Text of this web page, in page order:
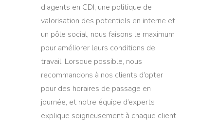
d’agents en CDI, une politique de
valorisation des potentiels en interne et
un pôle social, nous faisons le maximum
pour améliorer leurs conditions de
travail. Lorsque possible, nous
recommandons à nos clients d’opter
pour des horaires de passage en
journée, et notre équipe d’experts
explique soigneusement à chaque client